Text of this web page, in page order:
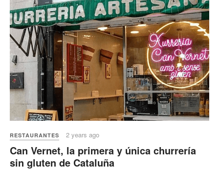
RESTAURANTES 2 years ago
Can Vernet, la primera y única churrería
sin gluten de Cataluña